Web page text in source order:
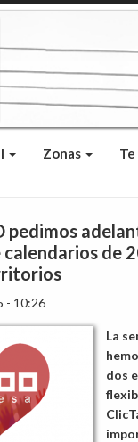
Zonas
pedimos
de
- 10:26
La
dos